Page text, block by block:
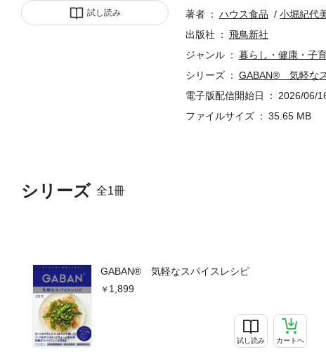
試し読み
シリーズ 全1冊
GABAN® 気軽なスパイスレシピ
1,899
試し読み カートへ
たり、ホールスパイスは油で
るんだ」と驚くこと間違いな
おすすめの使い方も紹介して
なアイデアが湧いてくるはず
なにが作れるかな」と確認す
イスをふんだんに使った、小
ッコリーと豆のコロッケスパ
ロニサラダ花椒のアーリオオ
ECIPE〈種類と特徴〉ソーセ
とスナップエンドウのセージ
シンプルトマトパスタセロリ
著者 ハウス食品
小堀紀代
出版社
飛鳥新社
ジャンル
暮らし・健康・子
シリーズ
GABAN® 気軽な
電子版配信開始日
2026/06/
ファイルサイズ
35.65 MB